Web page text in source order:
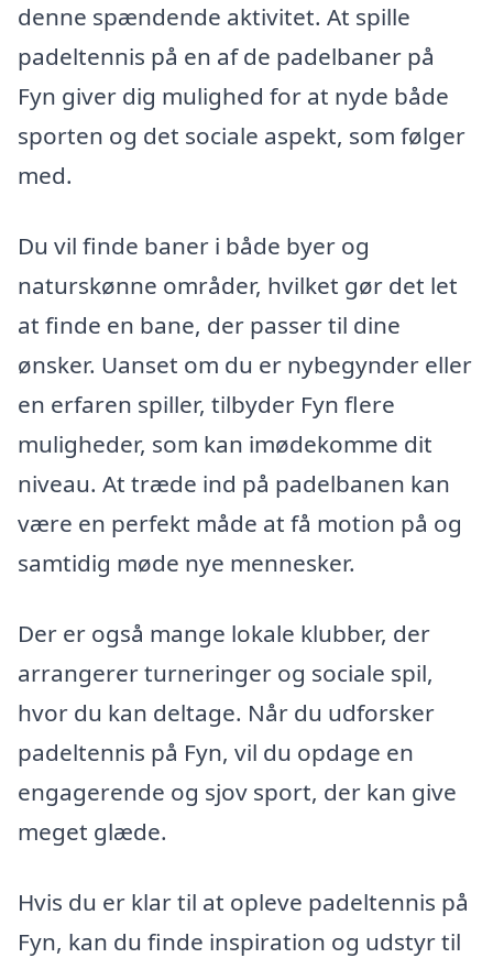
denne spændende aktivitet. At spille
padeltennis på en af de padelbaner på
Fyn giver dig mulighed for at nyde både
sporten og det sociale aspekt, som følger
med.
Du vil finde baner i både byer og
naturskønne områder, hvilket gør det let
at finde en bane, der passer til dine
ønsker. Uanset om du er nybegynder eller
en erfaren spiller, tilbyder Fyn flere
muligheder, som kan imødekomme dit
niveau. At træde ind på padelbanen kan
være en perfekt måde at få motion på og
samtidig møde nye mennesker.
Der er også mange lokale klubber, der
arrangerer turneringer og sociale spil,
hvor du kan deltage. Når du udforsker
padeltennis på Fyn, vil du opdage en
engagerende og sjov sport, der kan give
meget glæde.
Hvis du er klar til at opleve padeltennis på
Fyn, kan du finde inspiration og udstyr til